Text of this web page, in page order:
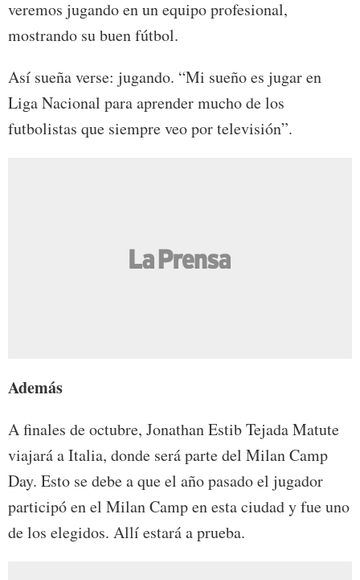
veremos jugando en un equipo profesional,
mostrando su buen fútbol.
Así sueña verse: jugando. “Mi sueño es jugar en
Liga Nacional para aprender mucho de los
futbolistas que siempre veo por televisión”.
Además
A finales de octubre, Jonathan Estib Tejada Matute
viajará a Italia, donde será parte del Milan Camp
Day. Esto se debe a que el año pasado el jugador
participó en el Milan Camp en esta ciudad y fue uno
de los elegidos. Allí estará a prueba.